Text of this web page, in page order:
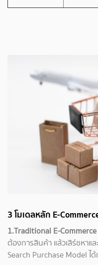
3 โมเดลหลัก E-
1.Traditional E-Commerce
ต้องการสินค้า แล้วเสิร์ชหาแ
Search Purchase Model ไ